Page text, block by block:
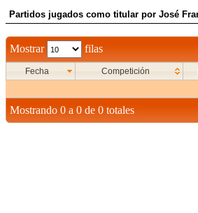
Partidos jugados como titular por José
Mostrar filas
Fecha Competición
Mostrando 0 a 0 de 0 totales